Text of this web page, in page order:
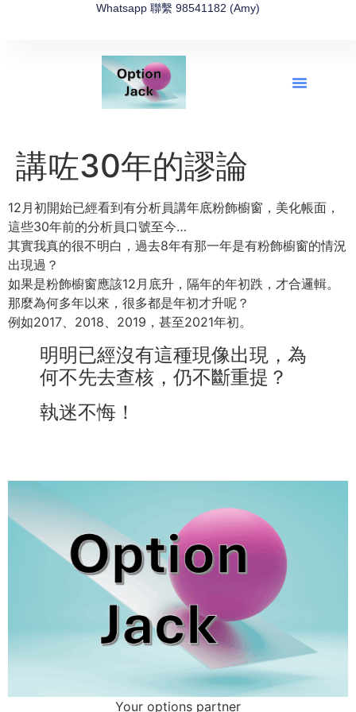
Whatsapp 聯繫 98541182 (Amy)
講咗30年的謬論
12月初開始已經看到有分析員講年底粉飾櫥窗，美化帳面，
這些30年前的分析員口號至今…
其實我真的很不明白，過去8年有那一年是有粉飾櫥窗的情況
出現過？
如果是粉飾櫥窗應該12月底升，隔年的年初跌，才合邏輯。
那麼為何多年以來，很多都是年初才升呢？
例如2017、2018、2019，甚至2021年初。
明明已經沒有這種現像出現，為
何不先去查核，仍不斷重提？
執迷不悔！
Your options partner